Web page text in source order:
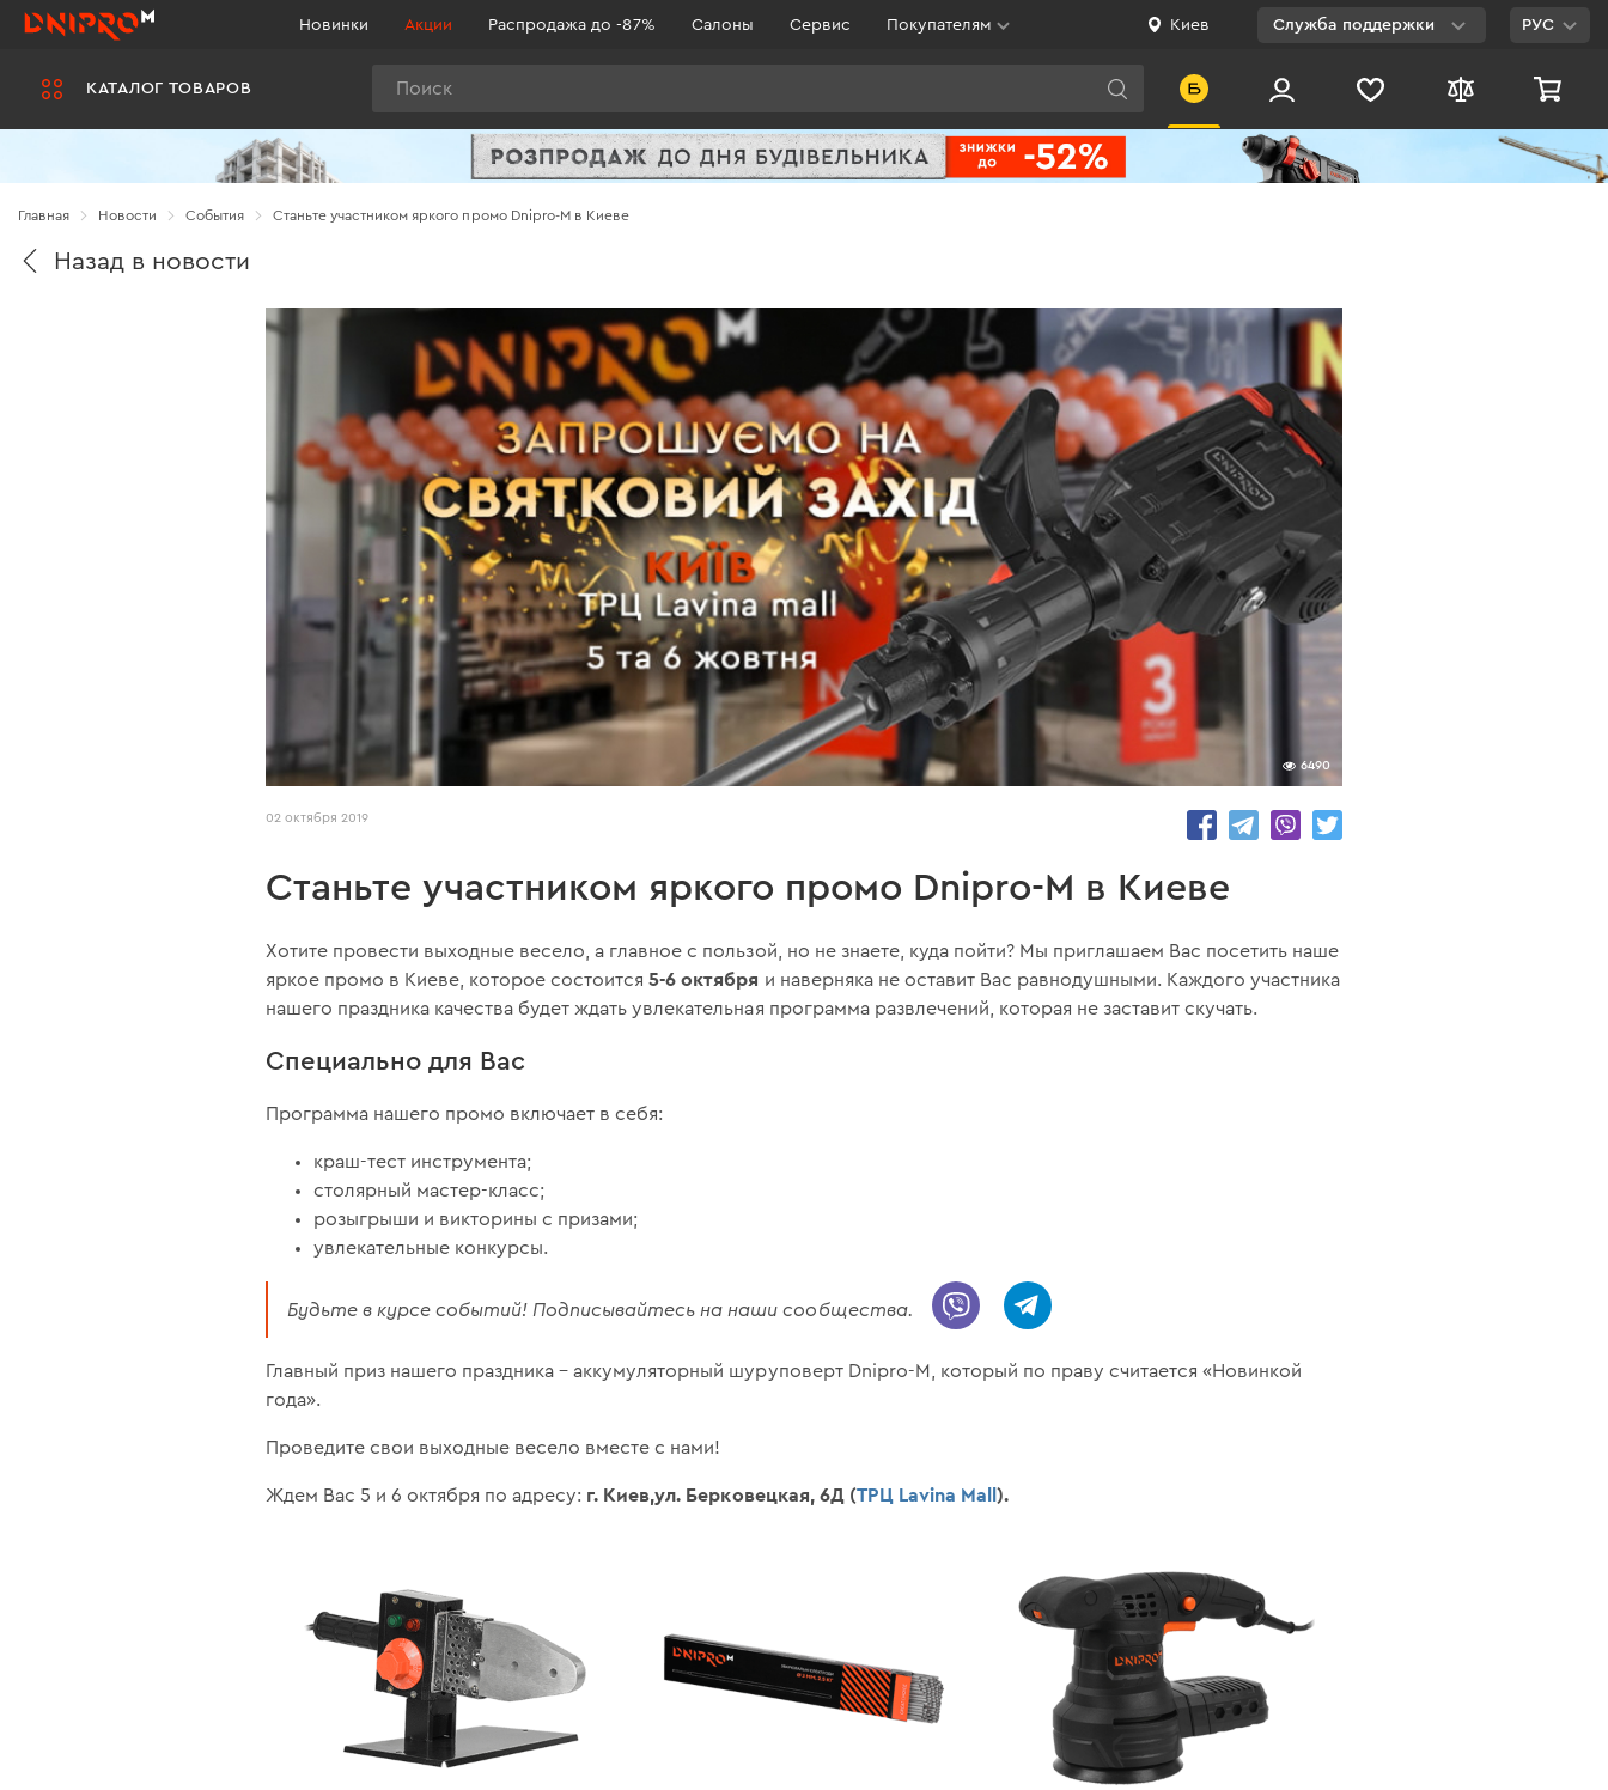
КАТАЛОГ ТОВАРОВ
Новинки Акции Распродажа до -87% Салоны Сервис Покупателям Киев Служба поддержки
0 800 200 500
Бесплатно по
Украине
РУС
Главная Новости Cобытия Станьте участником яркого промо Dnipro-M в Киеве
Назад в новости
6490
02 октября 2019
Станьте участником яркого промо Dnipro-M в Киеве
Хотите провести выходные весело, а главное с пользой, но не знаете, куда пойти? Мы приглашаем Вас посетить наше
яркое промо в Киеве, которое состоится5-6 октября и наверняка не оставит Вас равнодушными. Каждого участника
нашего праздника качества будет ждать увлекательная программа развлечений, которая не заставит скучать.
Специально для Вас
Программа нашего промо включает в себя:
краш-тест инструмента;
столярный мастер-класс;
розыгрыши и викторины с призами;
увлекательные конкурсы.
Будьте в курсе событий! Подписывайтесь на наши сообщества.
Главный приз нашего праздника – аккумуляторный шуруповерт Dnipro-M, который по праву считается «Новинкой
года».
Проведите свои выходные весело вместе с нами!
Ждем Вас 5 и 6 октября по адресу: г. Киев,ул. Берковецкая, 6Д (ТРЦ Lavina Mall).